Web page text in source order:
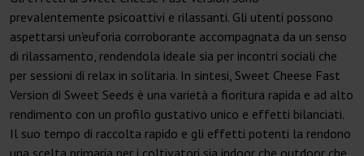
prevalentemente psicoattivi e rilassanti. Gli utenti possono
aspettarsi un'euforia corroborante accompagnata da un senso
di rilassamento, rendendola ideale sia per incontri sociali che
per sessioni di relax in solitaria. In sintesi, Sweet Cheese Fast
Version di Sweet Seeds è una varietà a fioritura rapida e ad alto
rendimento con un profilo gustativo unico e effetti bilanciati.
Il suo tempo di raccolta rapido e gli effetti potenti la rendono